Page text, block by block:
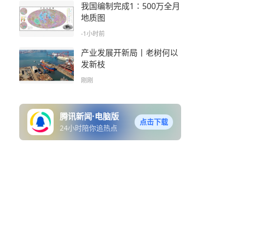
我国编制完成1∶500万全月
地质图
-1小时前
产业发展开新局丨老树何以
发新枝
刚刚
腾讯新闻·电脑版
24小时陪你追热点
点击下载